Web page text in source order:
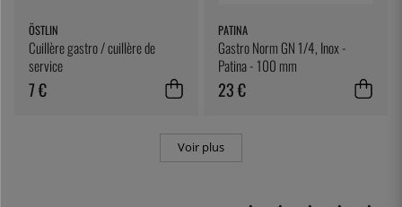
ÖSTLIN
Cuillère gastro / cuillère de
service
7 €
PATINA
Gastro Norm GN 1/4, Inox -
Patina - 100 mm
23 €
Voir plus